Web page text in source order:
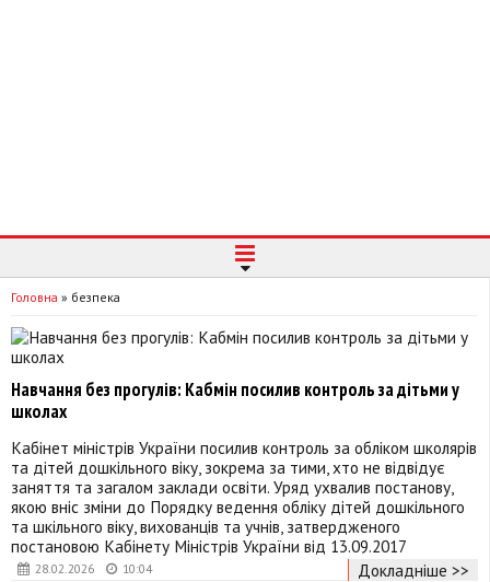
Головна » безпека
28.02.2026 10:04
Навчання без прогулів: Кабмін посилив контроль за дітьми у
школах
Кабінет міністрів України посилив контроль за обліком школярів
та дітей дошкільного віку, зокрема за тими, хто не відвідує
заняття та загалом заклади освіти. Уряд ухвалив постанову,
якою вніс зміни до Порядку ведення обліку дітей дошкільного
та шкільного віку, вихованців та учнів, затвердженого
постановою Кабінету Міністрів України від 13.09.2017
Докладніше >>